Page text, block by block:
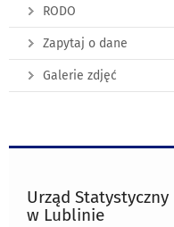
RODO
Zapytaj o dane
Galerie zdjęć
Urząd Statystyczny
w Lublinie